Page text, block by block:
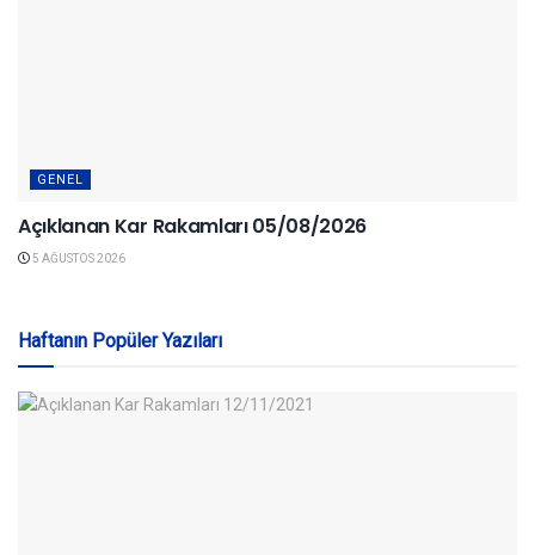
GENEL
Açıklanan Kar Rakamları 05/08/2026
5 AĞUSTOS 2026
Haftanın Popüler Yazıları